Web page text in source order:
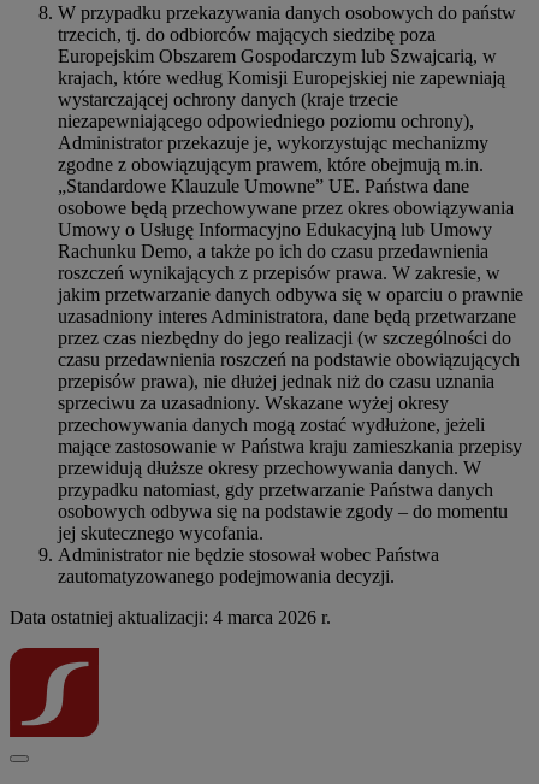
W przypadku przekazywania danych osobowych do państw
trzecich, tj. do odbiorców mających siedzibę poza
Europejskim Obszarem Gospodarczym lub Szwajcarią, w
krajach, które według Komisji Europejskiej nie zapewniają
wystarczającej ochrony danych (kraje trzecie
niezapewniającego odpowiedniego poziomu ochrony),
Administrator przekazuje je, wykorzystując mechanizmy
zgodne z obowiązującym prawem, które obejmują m.in.
„Standardowe Klauzule Umowne” UE. Państwa dane
osobowe będą przechowywane przez okres obowiązywania
Umowy o Usługę Informacyjno Edukacyjną lub Umowy
Rachunku Demo, a także po ich do czasu przedawnienia
roszczeń wynikających z przepisów prawa. W zakresie, w
jakim przetwarzanie danych odbywa się w oparciu o prawnie
uzasadniony interes Administratora, dane będą przetwarzane
przez czas niezbędny do jego realizacji (w szczególności do
czasu przedawnienia roszczeń na podstawie obowiązujących
przepisów prawa), nie dłużej jednak niż do czasu uznania
sprzeciwu za uzasadniony. Wskazane wyżej okresy
przechowywania danych mogą zostać wydłużone, jeżeli
mające zastosowanie w Państwa kraju zamieszkania przepisy
przewidują dłuższe okresy przechowywania danych. W
przypadku natomiast, gdy przetwarzanie Państwa danych
osobowych odbywa się na podstawie zgody – do momentu
jej skutecznego wycofania.
Administrator nie będzie stosował wobec Państwa
zautomatyzowanego podejmowania decyzji.
Data ostatniej aktualizacji: 4 marca 2026 r.